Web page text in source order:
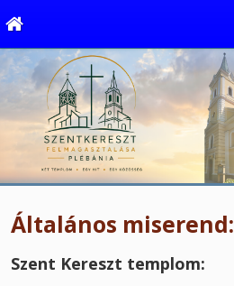
Általános miserend:
Szent Kereszt templom: